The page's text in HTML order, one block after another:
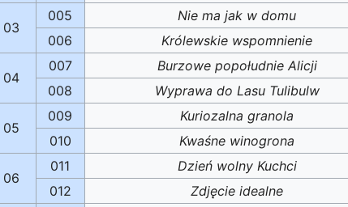
03
005 Nie ma jak w domu
006 Królewskie wspomnienie
04
007 Burzowe popołudnie Alicji
008 Wyprawa do Lasu Tulibulw
05
009 Kuriozalna granola
010 Kwaśne winogrona
06
011 Dzień wolny Kuchci
012 Zdjęcie idealne